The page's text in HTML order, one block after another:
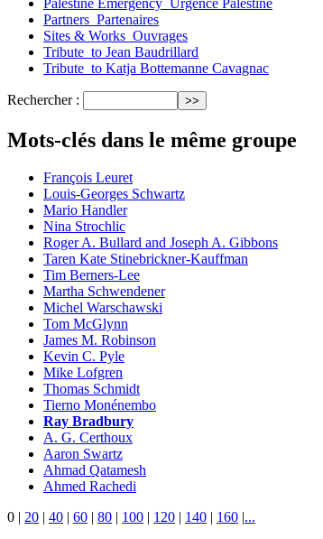
Partners_Partenaires
Sites & Works_Ouvrages
Tribute_to Jean Baudrillard
Tribute_to Katja Bottemanne Cavagnac
Rechercher :
Mots-clés dans le même groupe
François Leuret
Louis-Georges Schwartz
Mario Handler
Nina Strochlic
Roger A. Bullard and Joseph A. Gibbons
Taren Kate Stinebrickner-Kauffman
Tim Berners-Lee
Martha Schwendener
Michel Warschawski
Tom McGlynn
James M. Robinson
Kevin C. Pyle
Mike Lofgren
Thomas Schmidt
Tierno Monénembo
Ray Bradbury
A. G. Certhoux
Aaron Swartz
Ahmad Qatamesh
Ahmed Rachedi
0 | 20 | 40 | 60 | 80 | 100 | 120 | 140 | 160 |...